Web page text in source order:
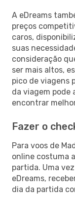
A eDreams
preços
caros,
suas
consideração
ser mais altos,
pico de viagens
da viagem pode
encontrar
Fazer o
Para voos de
online costuma
partida. Uma
eDreams,
dia da partida